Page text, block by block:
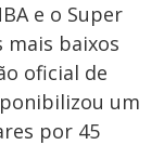
e o Super
mais baixos
oficial de
um
por 45